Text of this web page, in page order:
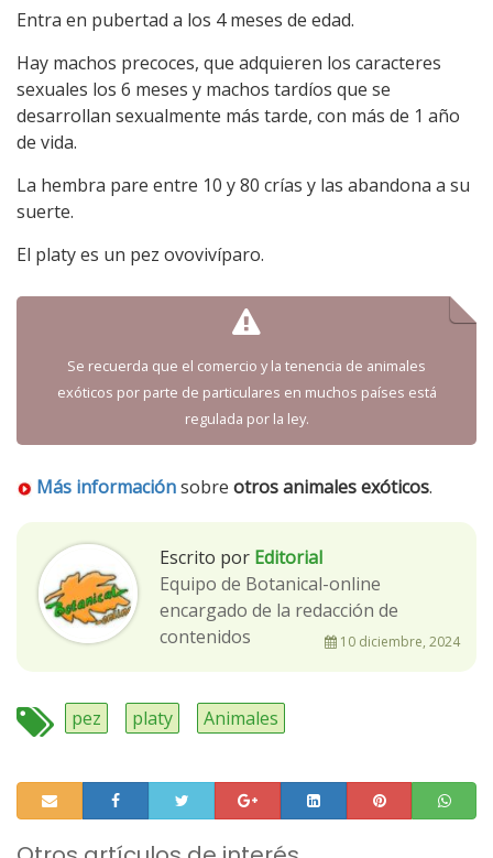
Entra en pubertad a los 4 meses de edad.
Hay machos precoces, que adquieren los caracteres
sexuales los 6 meses y machos tardíos que se
desarrollan sexualmente más tarde, con más de 1 año
de vida.
La hembra pare entre 10 y 80 crías y las abandona a su
suerte.
El platy es un pez ovovivíparo.
Se recuerda que el comercio y la tenencia de animales
exóticos por parte de particulares en muchos países está
regulada por la ley.
Más informaciónsobre otros animales exóticos.
Escrito por Editorial
Equipo de Botanical-online
encargado de la redacción de
contenidos
10 diciembre, 2024
pez platy Animales